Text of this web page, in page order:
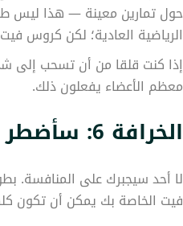
حول تمارين معينة — هذا ليس
الرياضية العادية؛ لكن كروس
إذا كنت قلقا من أن تسحب إلى
معظم الأعضاء يفعلون ذلك.
الخرافة 6: سأضطر للمنافسة
لا أحد سيجبرك على المنافسة.
فيت الخاصة بك يمكن أن تكون